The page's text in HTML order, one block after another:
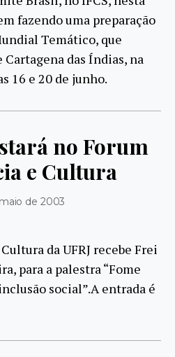
fazendo uma preparação
Temático, que
das Índias, na
16 e 20 de junho.
no Forum
e Cultura
de 2003
da UFRJ recebe Frei
para a palestra “Fome
social”.A entrada é